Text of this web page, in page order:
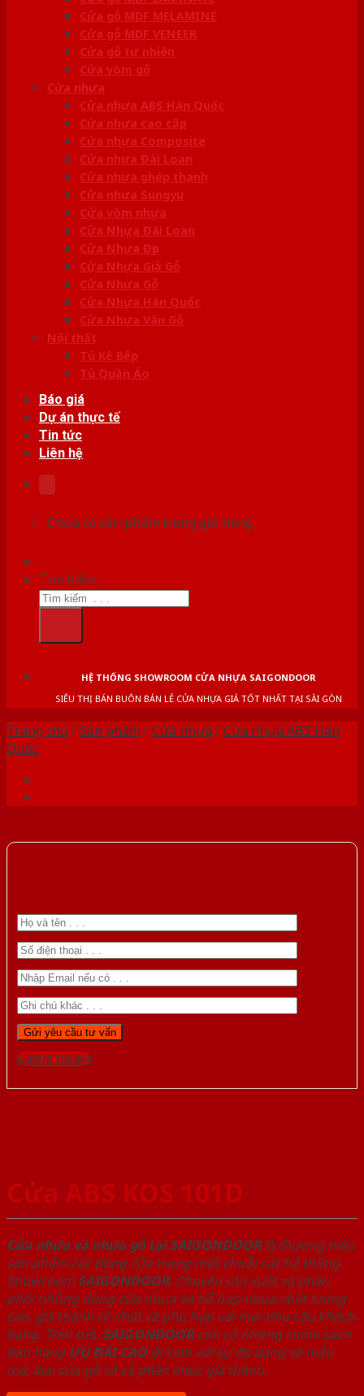
Cửa gỗ MDF MELAMINE
Cửa gỗ MDF VENEER
Cửa gỗ tự nhiên
Cửa vòm gỗ
Cửa nhựa
Cửa nhựa ABS Hàn Quốc
Cửa nhựa cao cấp
Cửa nhựa Composite
Cửa nhựa Đài Loan
Cửa nhựa ghép thanh
Cửa nhựa Sungyu
Cửa vòm nhựa
Cửa Nhựa Đài Loan
Cửa Nhựa Đẹp
Cửa Nhựa Giả Gỗ
Cửa Nhựa Gỗ
Cửa Nhựa Hàn Quốc
Cửa Nhựa Vân Gỗ
Nội thất
Tủ Kệ Bếp
Tủ Quần Áo
Báo giá
Dự án thực tế
Tin tức
Liên hệ
Chưa có sản phẩm trong giỏ hàng.
Tìm kiếm:
HỆ THỐNG SHOWROOM CỬA NHỰA SAIGONDOOR
SIÊU THỊ BÁN BUÔN BÁN LẺ CỬA NHỰA GIÁ TỐT NHẤT TẠI SÀI GÒN
Trang chủ /Sản phẩm /Cửa nhựa /Cửa nhựa ABS Hàn
Quốc
Gọi 0976.169.864
Cửa ABS KOS 101D
Cửa nhựa và nhựa gỗ tại SAIGONDOORlà thương hiệu
sản phẩm các dòng cửa trong một chuỗi các hệ thống
Showroom SAIGONDOOR. Chuyên sản xuất và phân
phối những dòng cửa nhựa và hỗ hợp nhựa chất lượng
cao, giá thành rẻ nhất và phù hợp với mọi nhu cầu khách
hàng. Trên hết, SAIGONDOORcòn có những chính sách
bán hàng ƯU ĐÃI CAOđi kèm với sự đa dạng về mẫu
mã, loại cửa gỗ và cả phân khúc giá thành.